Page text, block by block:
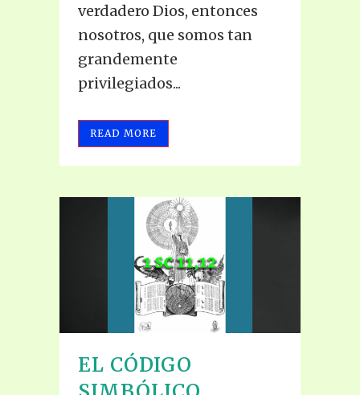
verdadero Dios, entonces
nosotros, que somos tan
grandemente
privilegiados...
READ MORE
EL CÓDIGO